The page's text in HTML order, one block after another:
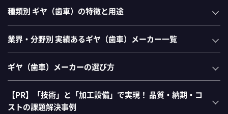
種類別 ギヤ（歯車）の特徴と用途
業界・分野別 実績あるギヤ（歯車）メーカー一覧
ギヤ（歯車）メーカーの選び方
【PR】「技術」と「加工設備」で実現！ 品質・納期・コ
ストの課題解決事例